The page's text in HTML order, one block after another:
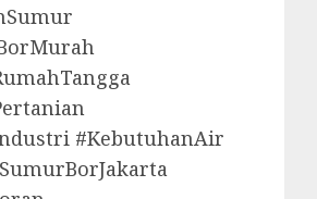
#KebutuhanAir